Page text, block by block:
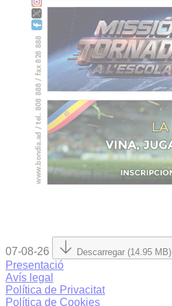
07-08-26 Descarregar (14.95 MB)
Presentació
Avís legal
Política de Privacitat
Política de Cookies